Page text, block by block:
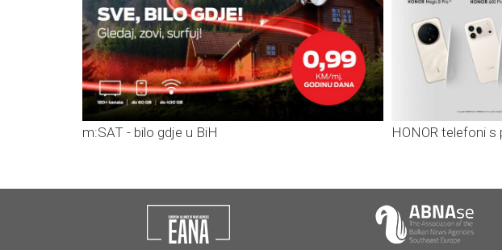
m:SAT - bilo gdje u BiH HONOR telefoni